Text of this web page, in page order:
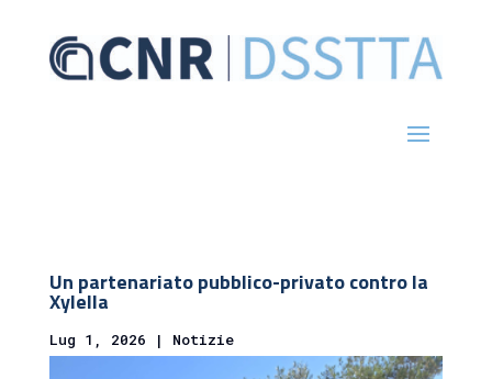
Un partenariato pubblico-privato contro la
Xylella
Lug 1, 2026 | Notizie